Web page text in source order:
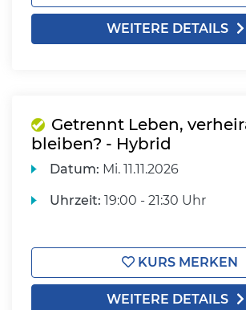
WEITERE DETAILS
Getrennt Leben,
bleiben? - Hybrid
Datum: Mi. 11.11.2026
Uhrzeit: 19:00 - 21:30 Uhr
KURS MERKEN
WEITERE DETAILS